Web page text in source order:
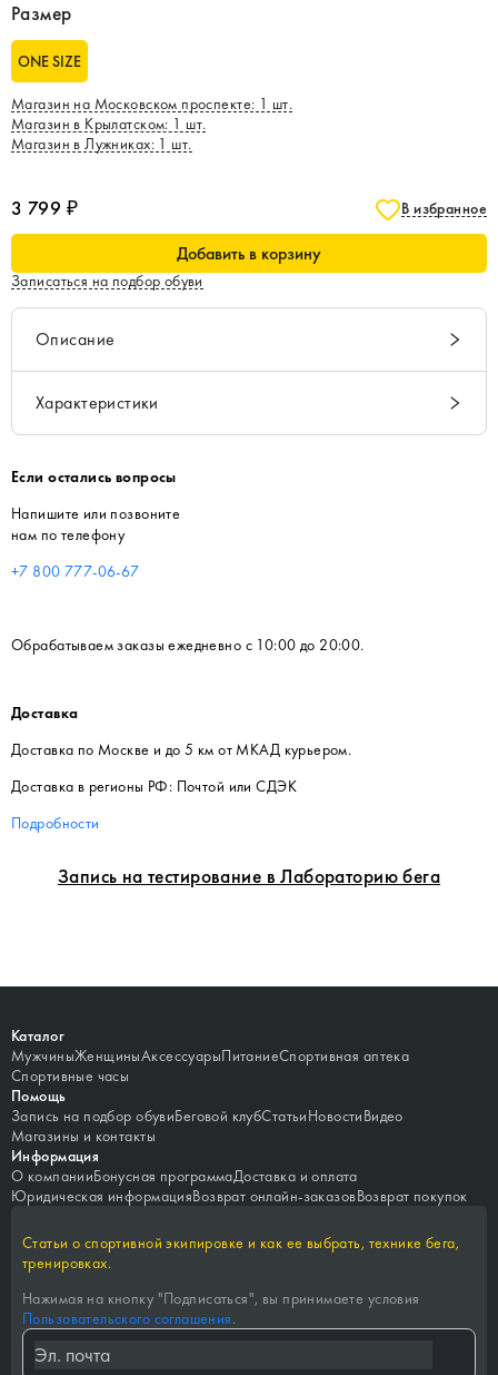
Запись на тестирование в Лабораторию бега
Размер
ONE SIZE
Магазин на Московском проспекте: 1 шт.
Магазин в Крылатском: 1 шт.
Магазин в Лужниках: 1 шт.
3 799 ₽ В избранное
Добавить в корзину
Записаться на подбор обуви
Описание
Характеристики
Если остались вопросы
Напишите или позвоните
нам по телефону
+7 800 777-06-67
Обрабатываем заказы ежедневно с 10:00 до 20:00.
Доставка
Доставка по Москве и до 5 км от МКАД курьером.
Доставка в регионы РФ: Почтой или СДЭК
Подробности
Каталог
МужчиныЖенщиныАксессуарыПитаниеСпортивная аптека
Спортивные часы
Помощь
Запись на подбор обувиБеговой клубСтатьиНовостиВидео
Магазины и контакты
Информация
О компанииБонусная программаДоставка и оплата
Юридическая информацияВозврат онлайн-заказовВозврат покупок
Статьи о спортивной экипировке и как ее выбрать, технике бега,
тренировках.
Нажимая на кнопку "Подписаться", вы принимаете условия
Пользовательского соглашения.